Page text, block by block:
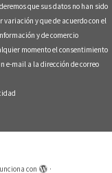
que sus datos no han sido
y que de acuerdo con el
y de comercio
momento el consentimiento
e-mail a la dirección de correo
con ·